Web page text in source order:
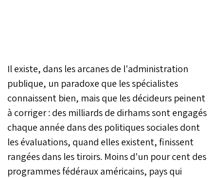
Il existe, dans les arcanes de l'administration
publique, un paradoxe que les spécialistes
connaissent bien, mais que les décideurs peinent
à corriger : des milliards de dirhams sont engagés
chaque année dans des politiques sociales dont
les évaluations, quand elles existent, finissent
rangées dans les tiroirs. Moins d'un pour cent des
programmes fédéraux américains, pays qui